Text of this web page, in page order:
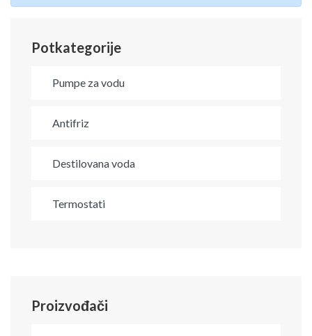
Potkategorije
Pumpe za vodu
Antifriz
Destilovana voda
Termostati
Proizvođači